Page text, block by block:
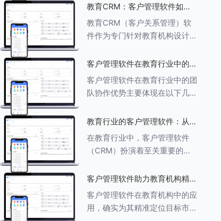
述其助力作用： ###一、学员
信息管理 客户管理软件具备强
大的学员信息管理功能，能够集
中存储
教育CRM：客户管理软件如何
增强教育品牌影响力
教育CRM（客户关系管理）软
件作为专门针对教育机构设计的
影响力方面发挥着重要作用。以
下详细分析教育CRM软件如何
助力提升教育品牌影响力：
###一、
客户管理软件在教育行业中的团
队协作优势
客户管理软件在教育行业中的团
队协作优势主要体现在以下几个
与共享 客户管理软件作为强大
的信息存储库，能够整合并记录
学生的基本信息（如姓名、年
龄、联
教育行业的客户管理软件：从招
生到毕业的全方位管理
在教育行业中，客户管理软件
（CRM）扮演着至关重要的角
全方位管理，提升教育机构的管
理效率和学员满意度。以下是一
些适合教育行业的CRM软件及
其功能特点：
客户管理软件助力教育机构精准
定位目标市场
客户管理软件在教育机构中的应
用，确实为其精准定位目标市场